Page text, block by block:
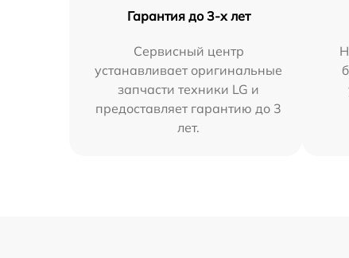
Гарантия до 3-х лет
Сервисный центр
устанавливает оригинальные
запчасти техники LG и
предоставляет гарантию до 3
лет.